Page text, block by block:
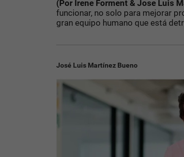
(Por Irene Forment & Jose Luis
funcionar, no solo para mejorar
gran equipo humano que está
José Luis Martínez Bueno